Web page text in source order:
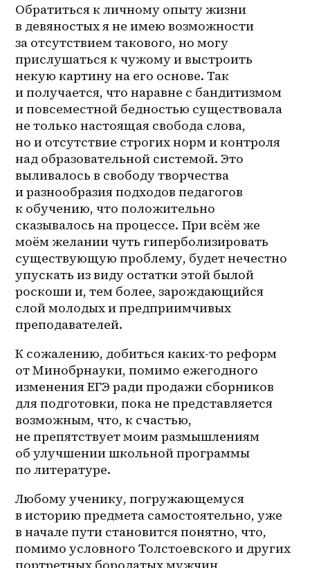
Обратиться к личному опыту жизни
в девяностых я не имею возможности
за отсутствием такового, но могу
прислушаться к чужому и выстроить
некую картину на его основе. Так
и получается, что наравне с бандитизмом
и повсеместной бедностью существовала
не только настоящая свобода слова,
но и отсутствие строгих норм и контроля
над образовательной системой. Это
выливалось в свободу творчества
и разнообразия подходов педагогов
к обучению, что положительно
сказывалось на процессе. При всём же
моём желании чуть гиперболизировать
существующую проблему, будет нечестно
упускать из виду остатки этой былой
роскоши и, тем более, зарождающийся
слой молодых и предприимчивых
преподавателей.
К сожалению, добиться каких-то реформ
от Минобрнауки, помимо ежегодного
изменения ЕГЭ ради продажи сборников
для подготовки, пока не представляется
возможным, что, к счастью,
не препятствует моим размышлениям
об улучшении школьной программы
по литературе.
Любому ученику, погружающемуся
в историю предмета самостоятельно, уже
в начале пути становится понятно, что,
помимо условного Толстоевского и других